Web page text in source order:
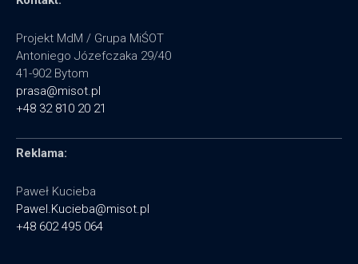
Projekt MdM / Grupa MiŚOT
Antoniego Józefczaka 29/40
41-902 Bytom
prasa@misot.pl
+48 32 810 20 21
Reklama:
Paweł Kucieba
Pawel.Kucieba@misot.pl
+48 602 495 064